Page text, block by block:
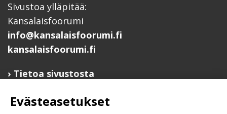
Sivustoa ylläpitää:
Kansalaisfoorumi
info@kansalaisfoorumi.fi
kansalaisfoorumi.fi
Tietoa sivustosta
Ilmoita järjestösi järjestöhakemistoon
Evästeasetukset